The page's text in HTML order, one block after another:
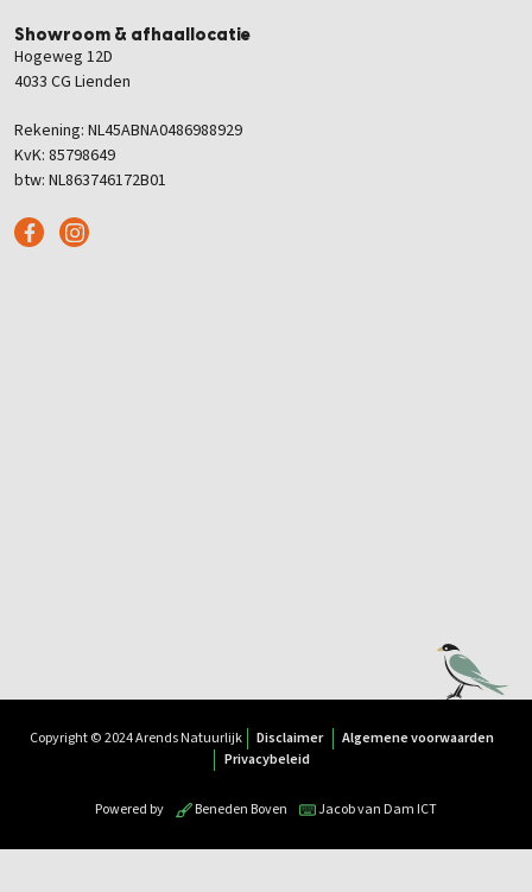
Showroom & afhaallocatie
Hogeweg 12D
4033 CG Lienden
Rekening: NL45ABNA0486988929
KvK: 85798649
btw: NL863746172B01
Copyright © 2024 Arends Natuurlijk Disclaimer
Algemene voorwaarden
Privacybeleid
Powered by Beneden Boven Jacob van Dam ICT